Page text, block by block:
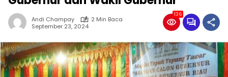
Andi Champay
2 Min Baca
September 23, 2024
136